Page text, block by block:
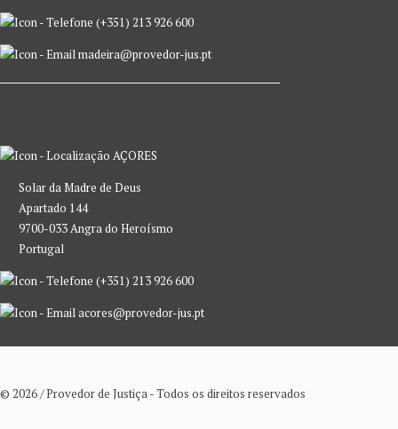
(+351) 213 926 600
madeira@provedor-jus.pt
AÇORES
Solar da Madre de Deus
Apartado 144
9700-033 Angra do Heroísmo
Portugal
(+351) 213 926 600
acores@provedor-jus.pt
© 2026 / Provedor de Justiça - Todos os direitos reservados